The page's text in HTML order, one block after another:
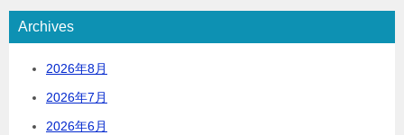
Archives
2026年8月
2026年7月
2026年6月